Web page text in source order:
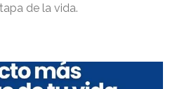
de la vida.